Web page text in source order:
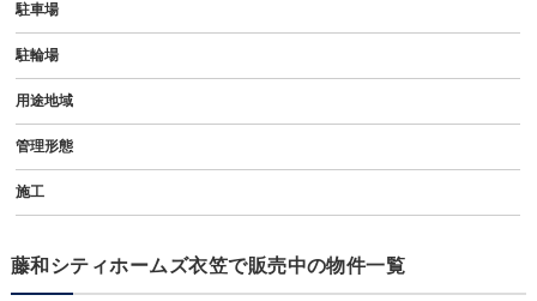
駐車場
駐輪場
用途地域
管理形態
施工
藤和シティホームズ衣笠で販売中の物件一覧